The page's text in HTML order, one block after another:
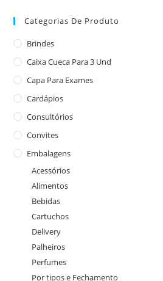
Categorias De Produto
Brindes
Caixa Cueca Para 3 Und
Capa Para Exames
Cardápios
Consultórios
Convites
Embalagens
Acessórios
Alimentos
Bebidas
Cartuchos
Delivery
Palheiros
Perfumes
Por tipos e Fechamento